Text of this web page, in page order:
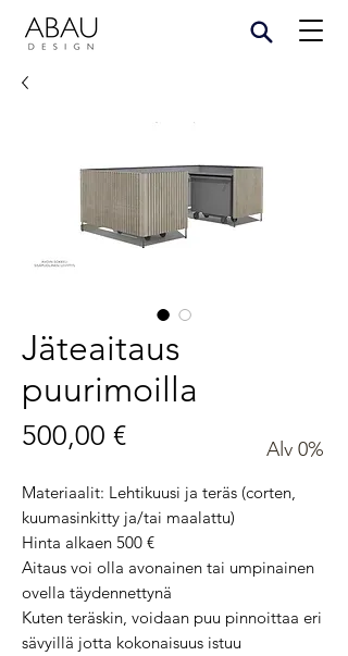
Jäteaitaus
puurimoilla
500,00 €Hinta
Materiaalit: Lehtikuusi ja teräs (corten,
kuumasinkitty ja/tai maalattu)
Hinta alkaen 500 €
Aitaus voi olla avonainen tai umpinainen
ovella täydennettynä
Kuten teräskin, voidaan puu pinnoittaa eri
sävyillä jotta kokonaisuus istuu
Alv 0%